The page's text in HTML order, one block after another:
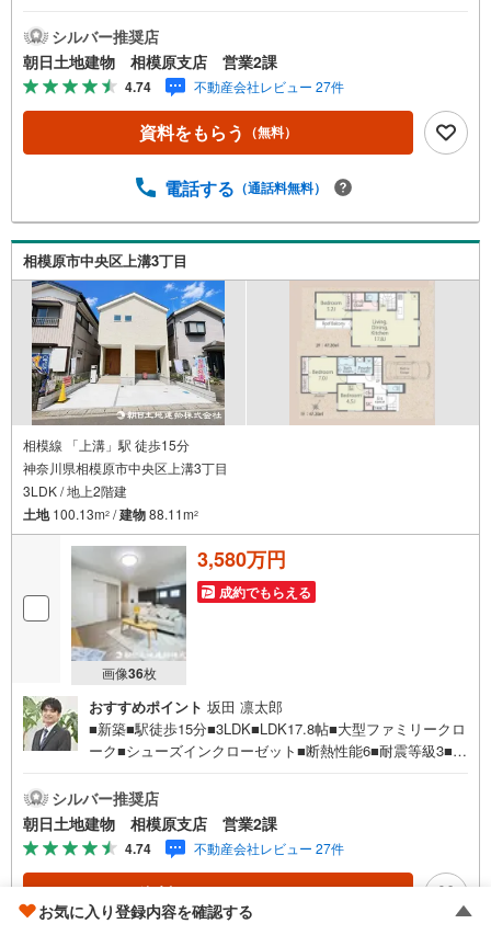
宅を取得していますので、フラット50も利用可能です。
【営業時間 10:00～20:00】上記時間はお電話が繋がりやす
くなっております。人気物件には特に問い合わせが集中す
るため、お早めにお電話ください。「室内・現地を見学す
る」ボタンよりご予約いただくとご見学がスムーズです。
【創業42周年の実績】弊社は1985年町田にて開業し、東
件数5万件を突破し、数多くの実績を積むことによって、
達はお客様に安心感をお持ち頂ける自信があります。【と
ことん納得】当社では担当営業が物件情報を紹介しており
ますが、その後の物件のご説明、資金計画、税金相談など
については、上司である担当課長も同席でご説明させてい
ただきます。
シルバー推奨店
朝日土地建物 相模原支店 営業2課
4.74 不動産会社レビュー 27件
資料をもらう （無料）
電話する （通話料無料）
相模原市中央区上溝3丁目
相模線 「上溝」駅 徒歩15分
神奈川県相模原市中央区上溝3丁目
3LDK / 地上2階建
土地100.13m2 /建物88.11m2
画像36枚
3,580万円
成約でもらえる
おすすめポイント 坂田 凛太郎
■新築■駅徒歩15分■3LDK■LDK17.8帖■大型ファミリークロ
ーク■シューズインクローゼット■断熱性能6■耐震等級3■お
やすくなっております。人気物件には特に問い合わせが集
中するため、お早めにお電話ください。「室内・現地を見
学する」ボタンよりご予約いただくとご見学がスムーズで
す。【創業42周年の実績】弊社は1985年町田にて開業し、
東京・神奈川・埼玉エリアに13店舗展開しております。契
約件数5万件を突破し、数多くの実績を積むことによって、
様々なご提案やアドバイスが出来るようになりました。私
シルバー推奨店
朝日土地建物 相模原支店 営業2課
4.74 不動産会社レビュー 27件
資料をもらう（無料）
お気に入り登録内容を確認する